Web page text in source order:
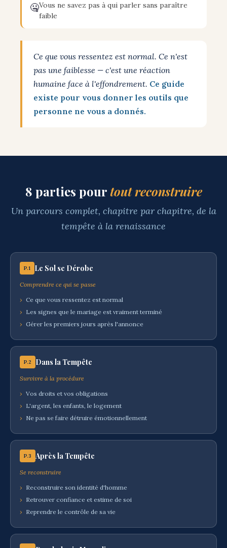
🤐Vous ne savez pas à qui parler sans paraître
faible
Ce que vous ressentez est normal. Ce n'est
pas une faiblesse — c'est une réaction
humaine face à l'effondrement. Ce guide
existe pour vous donner les outils que
personne ne vous a donnés.
8 parties pourtout reconstruire
Un parcours complet, chapitre par chapitre, de la
tempête à la renaissance
P.1 Le Sol se Dérobe
Comprendre ce qui se passe
› Ce que vous ressentez est normal
› Les signes que le mariage est vraiment terminé
› Gérer les premiers jours après l'annonce
P.2 Dans la Tempête
Survivre à la procédure
› Vos droits et vos obligations
› L'argent, les enfants, le logement
› Ne pas se faire détruire émotionnellement
P.3 Après la Tempête
Se reconstruire
› Reconstruire son identité d'homme
› Retrouver confiance et estime de soi
› Reprendre le contrôle de sa vie